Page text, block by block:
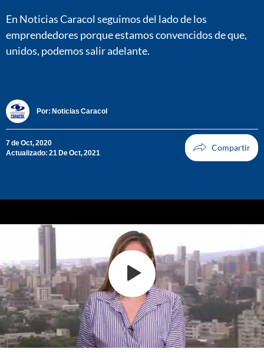
En Noticias Caracol seguimos del lado de los
emprendedores porque estamos convencidos de que,
unidos, podemos salir adelante.
Por: Noticias Caracol
7 de Oct, 2020
Actualizado: 21 De Oct, 2021